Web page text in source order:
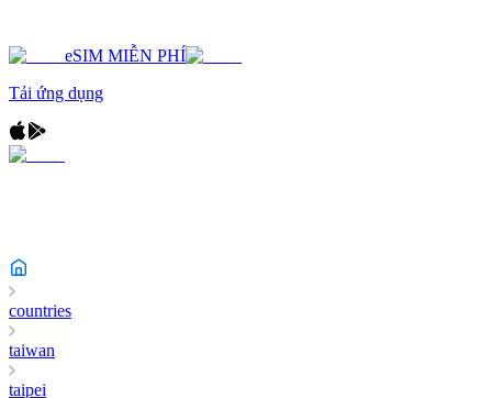
eSIM MIỄN PHÍ
Tải ứng dụng
countries
taiwan
taipei